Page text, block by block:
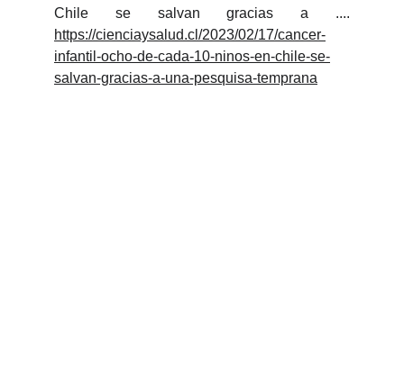
Chile se salvan gracias a ....
https://cienciaysalud.cl/2023/02/17/cancer-
infantil-ocho-de-cada-10-ninos-en-chile-se-
salvan-gracias-a-una-pesquisa-temprana